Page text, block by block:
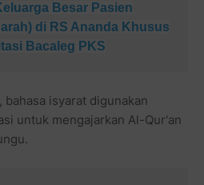
Besar Pasien
di RS Ananda Khusus
Bacaleg PKS
isyarat digunakan
untuk mengajarkan Al-Qur'an